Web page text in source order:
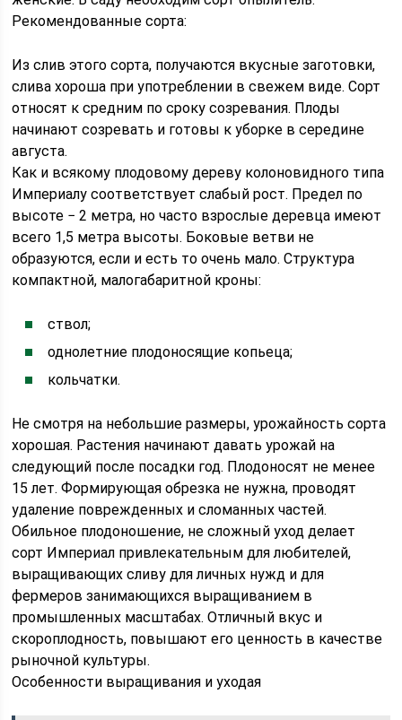
Рекомендованные сорта:
Из слив этого сорта, получаются вкусные заготовки,
слива хороша при употреблении в свежем виде. Сорт
относят к средним по сроку созревания. Плоды
начинают созревать и готовы к уборке в середине
августа.
Как и всякому плодовому дереву колоновидного типа
Империалу соответствует слабый рост. Предел по
высоте − 2 метра, но часто взрослые деревца имеют
всего 1,5 метра высоты. Боковые ветви не
образуются, если и есть то очень мало. Структура
компактной, малогабаритной кроны:
cтвол;
однолетние плодоносящие копьеца;
кольчатки.
Не смотря на небольшие размеры, урожайность сорта
хорошая. Растения начинают давать урожай на
следующий после посадки год. Плодоносят не менее
15 лет. Формирующая обрезка не нужна, проводят
удаление поврежденных и сломанных частей.
Обильное плодоношение, не сложный уход делает
сорт Империал привлекательным для любителей,
выращивающих сливу для личных нужд и для
фермеров занимающихся выращиванием в
промышленных масштабах. Отличный вкус и
скороплодность, повышают его ценность в качестве
рыночной культуры.
Особенности выращивания и уходая